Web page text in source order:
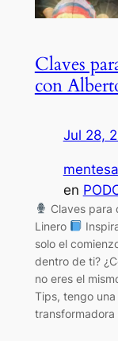
Claves
con
Jul 28,
en
Claves para
Linero
solo el
dentro de ti?
no eres el
Tips, tengo